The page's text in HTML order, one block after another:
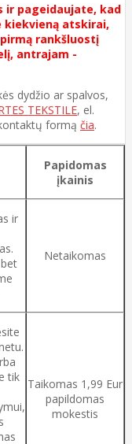
ir pageidaujate, kad
kiekvieną atskirai,
rankšluostį
antrajam -
dydžio ar spalvos,
TEKSTILE, el.
formą čia.
Papidomas
įkainis
ir
Netaikomas
tik
Taikomas 1,99 Eur
papildomas
mokestis